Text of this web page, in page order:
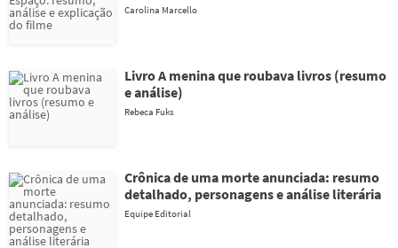
Carolina Marcello
Livro A menina que roubava livros (resumo
e análise)
Rebeca Fuks
Crônica de uma morte anunciada: resumo
detalhado, personagens e análise literária
Equipe Editorial